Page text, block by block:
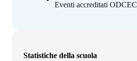
Eventi accreditati ODCEC
Statistiche della scuola